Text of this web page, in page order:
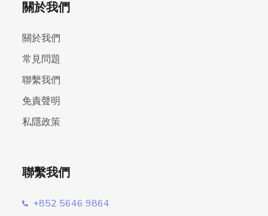
關於我們
關於我們
常見問題
聯繫我們
免責聲明
私隱政策
聯繫我們
+852 5646 9864